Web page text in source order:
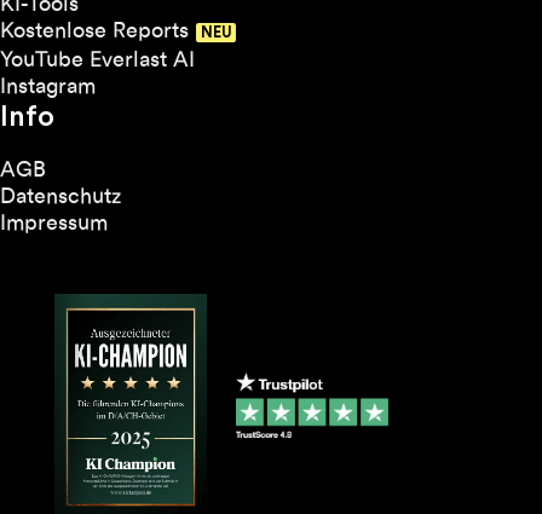
Kostenlose Reports
YouTube Everlast AI
Instagram
Info
AGB
Datenschutz
Impressum